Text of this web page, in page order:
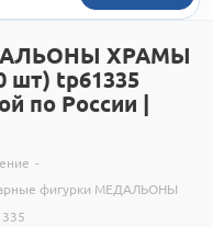
ХРАМЫ
шт) tp61335
по России |
-
фигурки МЕДАЛЬОНЫ